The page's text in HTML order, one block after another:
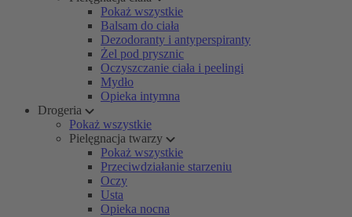
Pokaż wszystkie
Balsam do ciała
Dezodoranty i antyperspiranty
Żel pod prysznic
Oczyszczanie ciała i peelingi
Mydło
Opieka intymna
Drogeria
Pokaż wszystkie
Pielęgnacja twarzy
Pokaż wszystkie
Przeciwdziałanie starzeniu
Oczy
Usta
Opieka nocna